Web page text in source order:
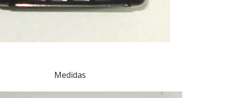
Medidas